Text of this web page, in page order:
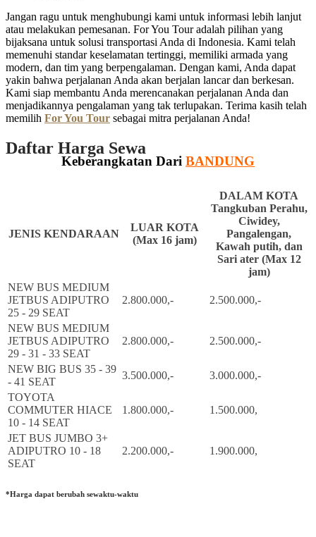
Jangan ragu untuk menghubungi kami untuk informasi lebih lanjut
atau melakukan pemesanan. For You Tour adalah pilihan yang
bijaksana untuk solusi transportasi Anda di Indonesia. Kami telah
memenuhi standar keselamatan tertinggi, memiliki armada yang
modern, dan tim yang berpengalaman. Dengan kami, Anda dapat
yakin bahwa perjalanan Anda akan berjalan lancar dan berkesan.
Kami siap membantu Anda merencanakan perjalanan Anda dan
menjadikannya pengalaman yang tak terlupakan. Terima kasih telah
memilih For You Tour sebagai mitra perjalanan Anda!
Daftar Harga Sewa
Keberangkatan Dari BANDUNG
JENIS KENDARAAN
LUAR KOTA
(Max 16 jam)
DALAM KOTA
Tangkuban Perahu,
Ciwidey,
Pangalengan,
Kawah putih, dan
Sari ater (Max 12
jam)
NEW BUS MEDIUM
JETBUS ADIPUTRO
25 - 29 SEAT
2.800.000,- 2.500.000,-
NEW BUS MEDIUM
JETBUS ADIPUTRO
29 - 31 - 33 SEAT
2.800.000,- 2.500.000,-
NEW BIG BUS 35 - 39
- 41 SEAT
3.500.000,-
3.000.000,-
TOYOTA
COMMUTER HIACE
10 - 14 SEAT
1.800.000,- 1.500.000,
JET BUS JUMBO 3+
ADIPUTRO 10 - 18
SEAT
2.200.000,- 1.900.000,
*Harga dapat berubah sewaktu-waktu